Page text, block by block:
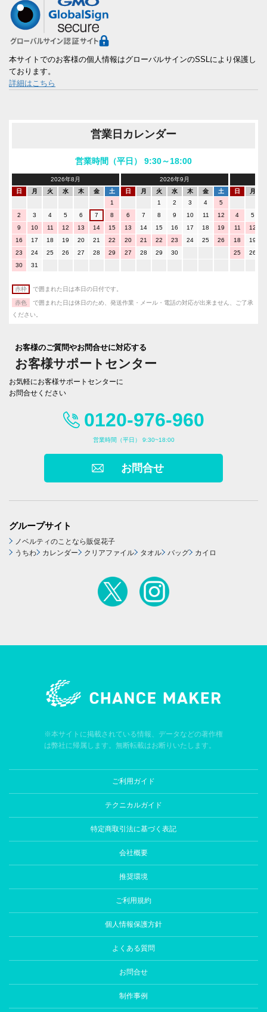
本サイトでのお客様の個人情報はグローバルサインのSSLにより保護し
ております。
詳細はこちら
営業日カレンダー
営業時間（平日） 9:30～18:00
2026年8月
日
月 火 水 木 金
土
1
2
3 4 5 6 7
8
9
10 11 12 13 14
15
16
17 18 19 20 21
22
23
24 25 26 27 28
29
30
31
2026年9月
日
月 火 水 木 金
土
1
2 3 4
5
6
7 8 9 10 11
12
13
14 15 16 17 18
19
20
21 22 23 24 25
26
27
28 29 30
日 月
4 5
11
12
18
19
25
26
赤枠 で囲まれた日は本日の日付です。
赤色
で囲まれた日は休日のため、発送作業・メール・電話の対応が出来ません、ご了承
ください。
お客様のご質問やお問合せに対応する
お客様サポートセンター
お気軽にお客様サポートセンターに
お問合せください
0120-976-960
営業時間（平日） 9:30~18:00
お問合せ
グループサイト
ノベルティのことなら販促花子
うちわ
カレンダー クリアファイル タオル バッグ カイロ
※本サイトに掲載されている情報、データなどの著作権
は弊社に帰属します。無断転載はお断りいたします。
ご利用ガイド
テクニカルガイド
特定商取引法に基づく表記
会社概要
推奨環境
ご利用規約
個人情報保護方針
よくある質問
お問合せ
制作事例